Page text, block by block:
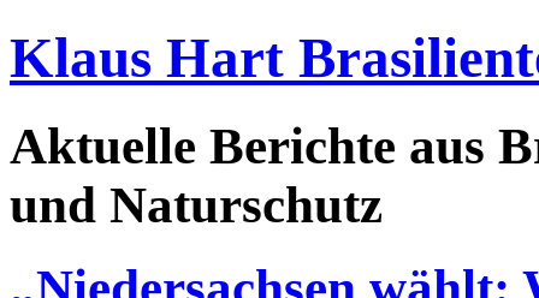
Klaus Hart
Aktuelle Berichte aus
und Naturschutz